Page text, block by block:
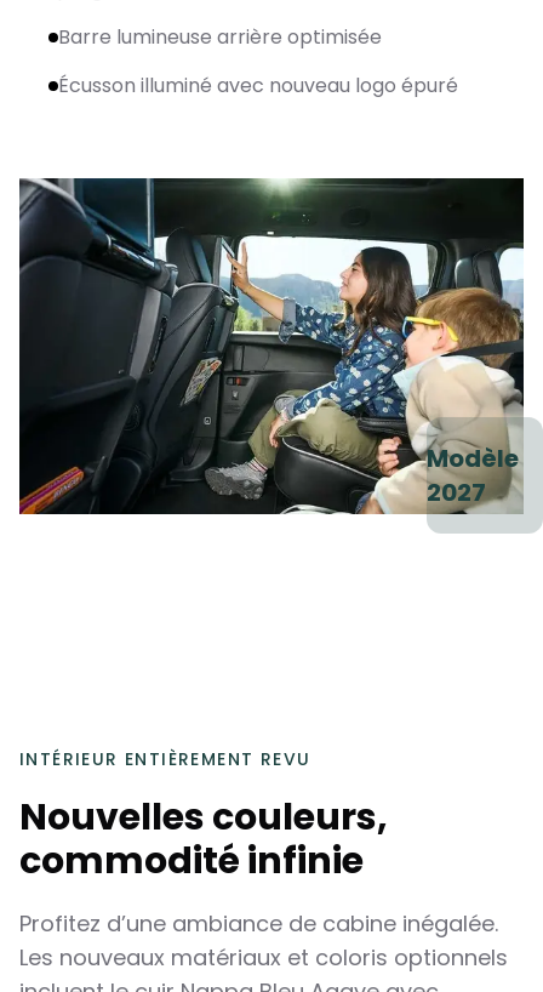
Barre lumineuse arrière optimisée
Écusson illuminé avec nouveau logo épuré
Modèle
2027
INTÉRIEUR ENTIÈREMENT REVU
Nouvelles couleurs,
commodité infinie
Profitez d’une ambiance de cabine inégalée.
Les nouveaux matériaux et coloris optionnels